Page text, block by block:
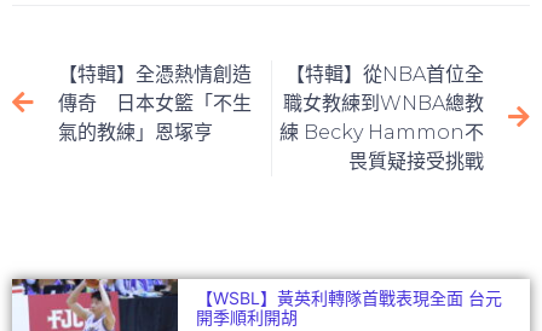
e
b
o
er l
at
e
dI
n
【特輯】全憑熱情創造
傳奇 日本女籃「不生
氣的教練」恩塚亨
【特輯】從NBA首位全
職女教練到WNBA總教
練 Becky Hammon不
畏質疑接受挑戰
【WSBL】黃英利轉隊首戰表現全面 台元
開季順利開胡